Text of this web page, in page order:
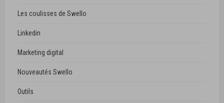
Les coulisses de Swello
Linkedin
Marketing digital
Nouveautés Swello
Outils